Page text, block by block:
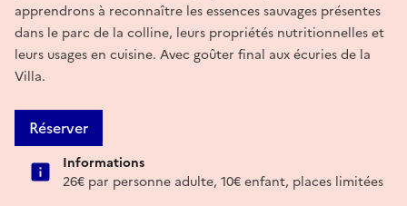
apprendrons à reconnaître les essences sauvages présentes
dans le parc de la colline, leurs propriétés nutritionnelles et
leurs usages en cuisine. Avec goûter final aux écuries de la
Villa.
Réserver
Informations
26€ par personne adulte, 10€ enfant, places limitées